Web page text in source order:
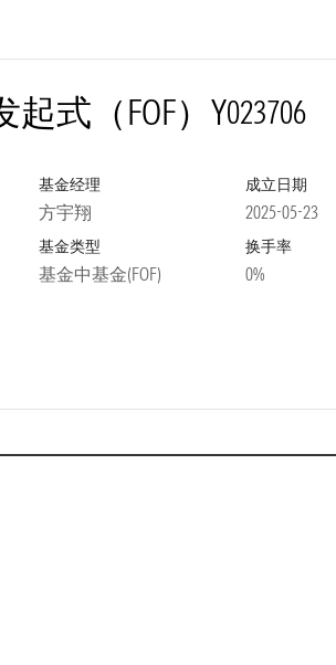
式（FOF）Y023706
基金经理
方宇翔
成立日期
2025-05-23
基金类型
基金中基金(FOF)
换手率
0%